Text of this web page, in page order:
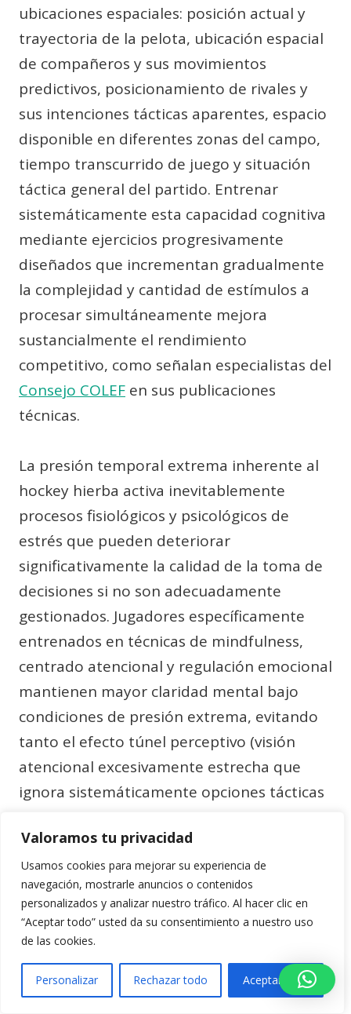
Valoramos tu privacidad
Usamos cookies para mejorar su experiencia de
navegación, mostrarle anuncios o contenidos
personalizados y analizar nuestro tráfico. Al hacer clic en
“Aceptar todo” usted da su consentimiento a nuestro uso
de las cookies.
Personalizar Rechazar todo Aceptar todo
ubicaciones espaciales: posición actual y
trayectoria de la pelota, ubicación espacial
de compañeros y sus movimientos
predictivos, posicionamiento de rivales y
sus intenciones tácticas aparentes, espacio
disponible en diferentes zonas del campo,
tiempo transcurrido de juego y situación
táctica general del partido. Entrenar
sistemáticamente esta capacidad cognitiva
mediante ejercicios progresivamente
diseñados que incrementan gradualmente
la complejidad y cantidad de estímulos a
procesar simultáneamente mejora
sustancialmente el rendimiento
competitivo, como señalan especialistas del
Consejo COLEF en sus publicaciones
técnicas.
La presión temporal extrema inherente al
hockey hierba activa inevitablemente
procesos fisiológicos y psicológicos de
estrés que pueden deteriorar
significativamente la calidad de la toma de
decisiones si no son adecuadamente
gestionados. Jugadores específicamente
entrenados en técnicas de mindfulness,
centrado atencional y regulación emocional
mantienen mayor claridad mental bajo
condiciones de presión extrema, evitando
tanto el efecto túnel perceptivo (visión
atencional excesivamente estrecha que
ignora sistemáticamente opciones tácticas
como la parálisis por análisis excesivo
(sobrepensamiento contraproducente que
retrasa innecesariamente la acción hasta
que la oportunidad táctica ha desaparecido
completamente).
La anticipación en hockey hierba no es